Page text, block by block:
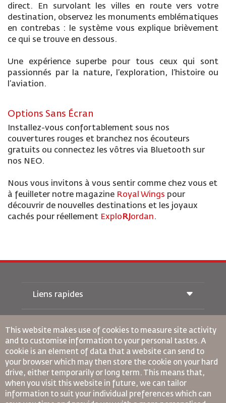
direct. En survolant les villes en route vers votre
destination, observez les monuments emblématiques
en contrebas : le système vous explique brièvement
ce qui se trouve en dessous.
Une expérience superbe pour tous ceux qui sont
passionnés par la nature, l’exploration, l’histoire ou
l’aviation.
Options Sans Écran
Installez-vous confortablement sous nos
couvertures rouges et branchez nos écouteurs
gratuits ou connectez les vôtres via Bluetooth sur
nos NEO.
Nous vous invitons à vous sentir comme chez vous et
à feuilleter notre magazine Royal Wings pour
découvrir de nouvelles destinations et les joyaux
cachés pour réellement Explo RJordan.
Liens rapides
Conditions de transport
Magazine Royal Wings
Voyager Enceinte
Questions Fréquentes
Besoins Spéciaux
oneworld
Plan D'accessibilité et Processus de Rétroaction
Réservation ferroviaire
Location de Voitures
RJ Illimité
Offre Étudiante
Tikram
À Propos de Nous
Publicité avec Nous
Rejoignez Notre Famille
This website makes use of cookies to measure site activity
and to customise information to your personal tastes. A
cookie is an element of data that a website can send to
your browser which may then store the cookie on your hard
drive, either temporarily or long term. This means that,
when you visit this website in future, we can tailor
information to suit your individual preferences which can